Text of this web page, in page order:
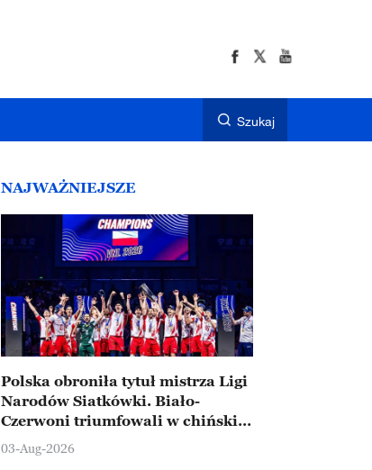
Szukaj
NAJWAŻNIEJSZE
Polska obroniła tytuł mistrza Ligi
Narodów Siatkówki. Biało-
Czerwoni triumfowali w chińskim
Ningbo
03-Aug-2026